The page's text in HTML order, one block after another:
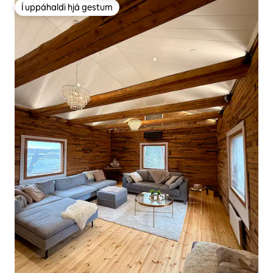
Í uppáhaldi hjá gestum
Í uppáhaldi hjá gestum